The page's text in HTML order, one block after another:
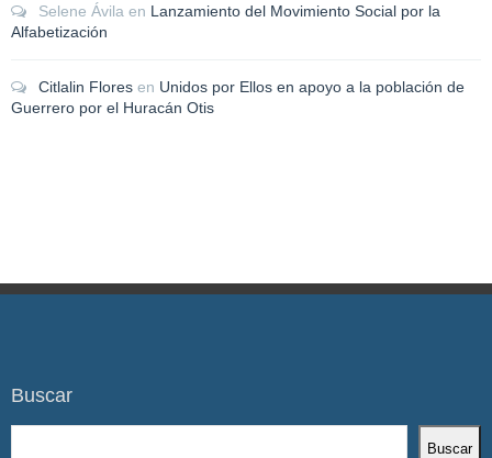
Selene Ávila en Lanzamiento del Movimiento Social por la
Alfabetización
Citlalin Flores en Unidos por Ellos en apoyo a la población de
Guerrero por el Huracán Otis
Buscar
Buscar